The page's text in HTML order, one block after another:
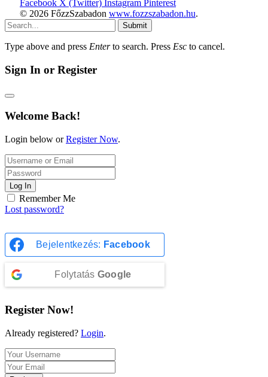
Facebook X (Twitter) Instagram Pinterest
© 2026 FőzzSzabadon www.fozzszabadon.hu.
Submit
Type above and press Enterto search. Press Esc to cancel.
Sign In or Register
Welcome Back!
Login below orRegister Now.
Log In
Remember Me
Lost password?
Bejelentkezés: Facebook
Folytatás Google
Register Now!
Already registered? Login.